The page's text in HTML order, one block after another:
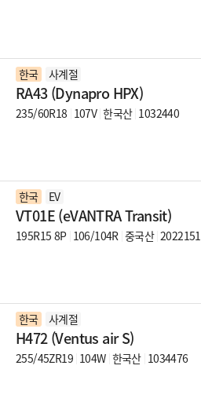
한국 사계절
RA43 (Dynapro HPX)
235/60R18 107V 한국산 1032440
한국 EV
VT01E (eVANTRA Transit)
195R15 8P 106/104R 중국산 2022151
한국 사계절
H472 (Ventus air S)
255/45ZR19 104W 한국산 1034476